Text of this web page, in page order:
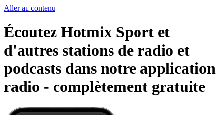
Aller au contenu
Écoutez Hotmix Sport et
d'autres stations de radio et
podcasts dans notre application
radio - complètement gratuite